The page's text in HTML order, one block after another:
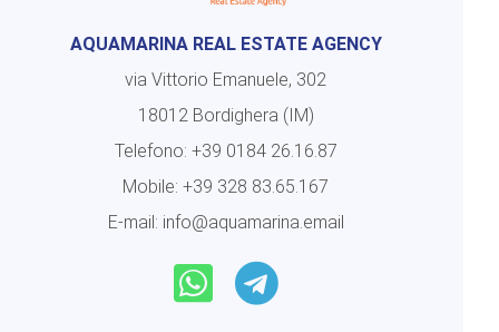
AQUAMARINA REAL ESTATE AGENCY
via Vittorio Emanuele, 302
18012 Bordighera (IM)
Telefono: +39 0184 26.16.87
Mobile: +39 328 83.65.167
E-mail: info@aquamarina.email